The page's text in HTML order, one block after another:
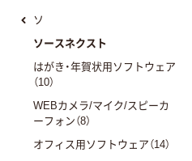
ソ
ソースネクスト
はがき・年賀状用ソフトウェア
（10）
WEBカメラ/マイク/スピーカ
ーフォン（8）
オフィス用ソフトウェア（14）